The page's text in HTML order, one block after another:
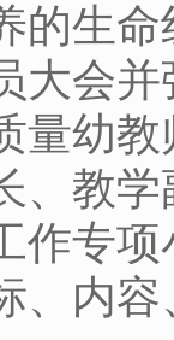
的生
大会
量幼
、教学
作专项
、内容